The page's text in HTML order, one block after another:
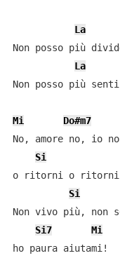
La
Non posso più
La
Non posso più
Mi Do#m7
No, amore no, io
Si
o ritorni o
Si
Non vivo più, non
Si7
Mi
ho paura aiutami!